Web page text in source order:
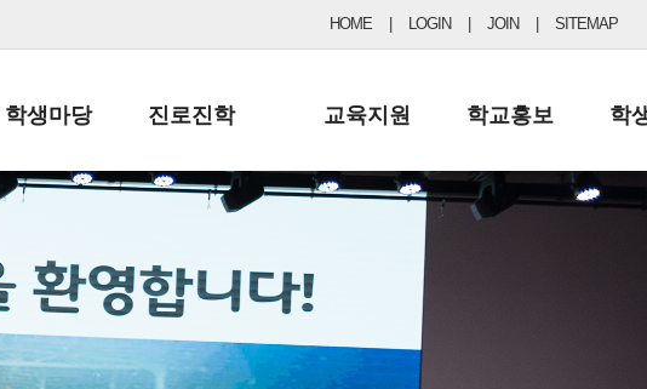
HOME LOGIN JOIN SITEMAP
학생마당
학생생활규정
학교신문
자율진로동아리
유초등 소식지
진로진학
공지사항 및 입시자료
드림레터
교육지원
행정실
학교운영위원회
학교건축기금
학교홍보
보도자료
학